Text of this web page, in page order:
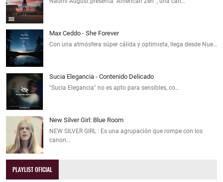
Max Ceddo - She Forever
Con una atmósfera súper cálida y optimista, llega desde Nue…
Sucia Elegancia - Contenido Delicado
"Sucia Elegancia" no es apto para sensibles, co…
New Silver Girl: Blue Room
NEW SILVER GIRL : Es una agrupación que rompe con los
canon…
PLAYLIST OFICIAL